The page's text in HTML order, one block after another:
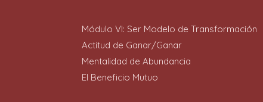
Módulo VI: Ser Modelo de Transformación
Actitud de Ganar/Ganar
Mentalidad de Abundancia
El Beneficio Mutuo